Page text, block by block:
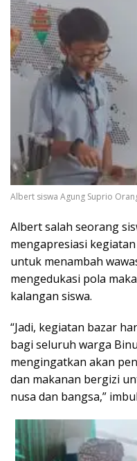
Albert siswa Agung Suprio
Albert salah seorang
mengapresiasi
untuk menambah
mengedukasi pola
kalangan siswa.
“Jadi, kegiatan bazar
bagi seluruh warga
mengingatkan akan
dan makanan bergizi
nusa dan bangsa,”